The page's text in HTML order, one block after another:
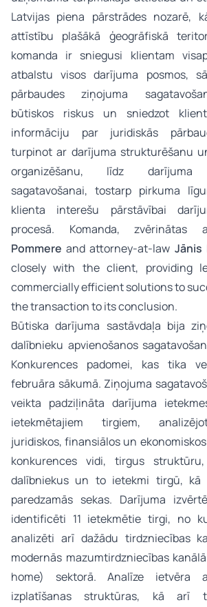
Latvijas piena pārstrādes nozarē,
attīstību plašākā ģeogrāfiskā
komanda ir sniegusi klientam
atbalstu visos darījuma posmos,
pārbaudes ziņojuma
būtiskos riskus un sniedzot
informāciju par juridiskās
turpinot ar darījuma strukturēšanu
organizēšanu, līdz darījuma
sagatavošanai, tostarp pirkuma
klienta interešu pārstāvībai
procesā. Komanda, zvērinātas
Pommere and attorney-at-law Jānis
closely with the client, providing
commercially efficient solutions to
the transaction to its conclusion.
Būtiska darījuma sastāvdaļa bija
dalībnieku apvienošanos
Konkurences padomei, kas tika
februāra sākumā. Ziņojuma
veikta padziļināta darījuma
ietekmētajiem tirgiem,
juridiskos, finansiālos un
konkurences vidi, tirgus
dalībniekus un to ietekmi tirgū, kā
paredzamās sekas. Darījuma
identificēti 11 ietekmētie tirgi, no
analizēti arī dažādu tirdzniecības
modernās mazumtirdzniecības
home) sektorā. Analīze ietvēra
izplatīšanas struktūras, kā arī